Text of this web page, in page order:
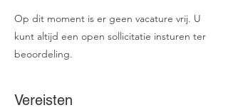
Op dit moment is er geen vacature vrij. U
kunt altijd een open sollicitatie insturen ter
beoordeling.
Vereisten